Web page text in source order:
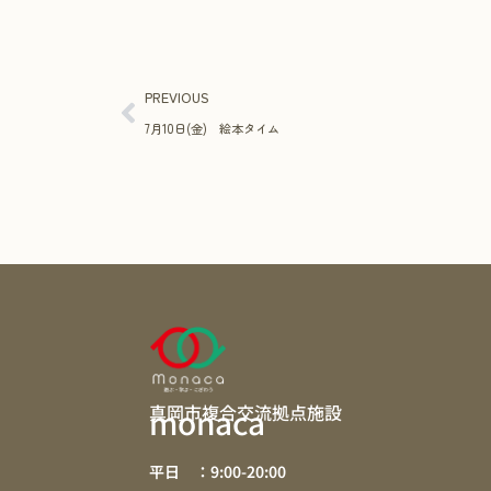
PREVIOUS
7月10日(金) 絵本タイム
真岡市複合交流拠点施設
monaca
平日 ：9:00-20:00